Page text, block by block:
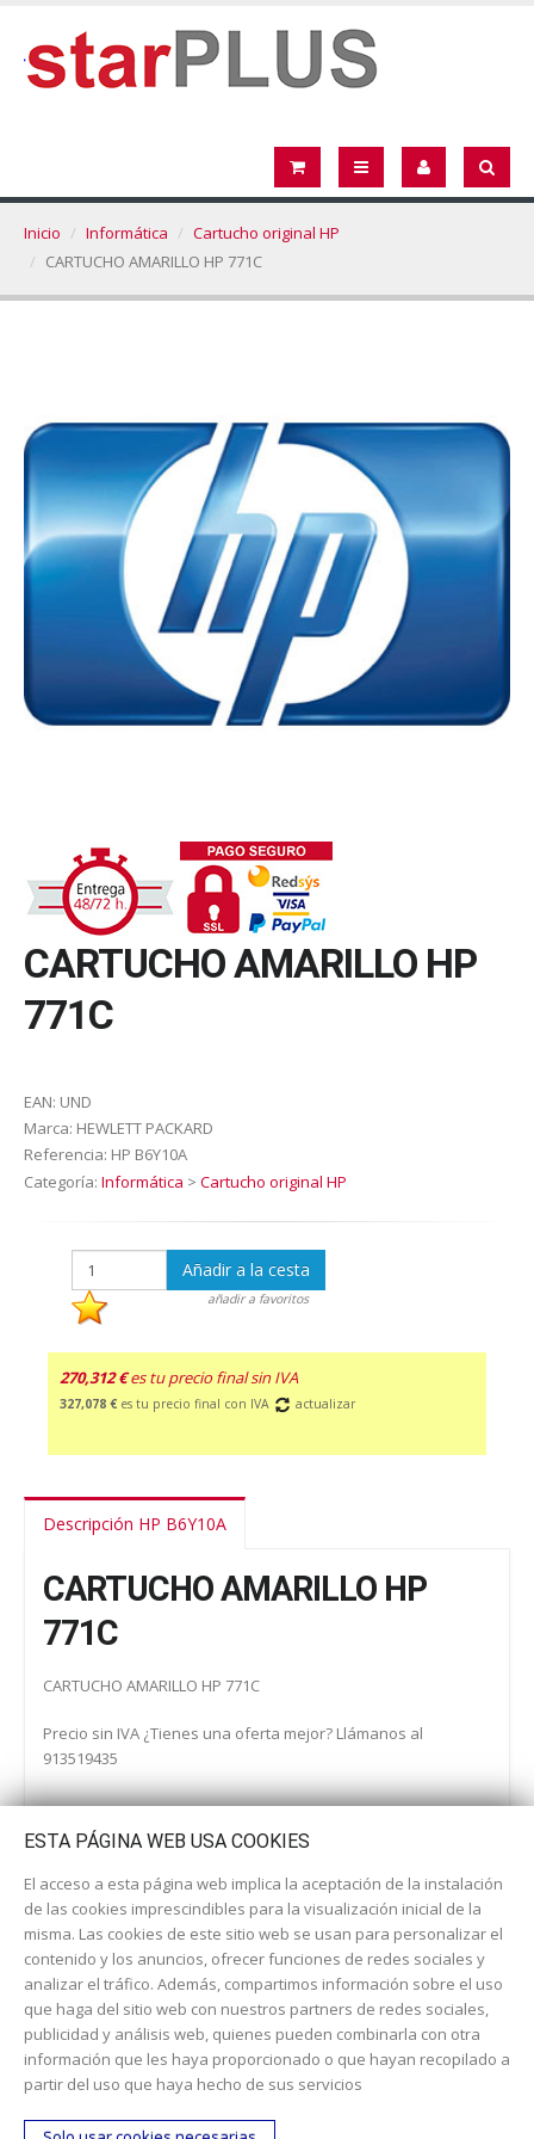
Inicio Informática
Cartucho original HP
CARTUCHO AMARILLO HP 771C
CARTUCHO AMARILLO HP
771C
EAN: UND
Marca: HEWLETT PACKARD
Referencia: HP B6Y10A
Categoría: Informática > Cartucho original HP
Añadir a la cesta
añadir a favoritos
270,312 € es tu precio final sin IVA
327,078 € es tu precio final con IVA actualizar
Descripción HP B6Y10A
CARTUCHO AMARILLO HP
771C
CARTUCHO AMARILLO HP 771C
Precio sin IVA ¿Tienes una oferta mejor? Llámanos al
913519435
Dirección:c/ Cercedilla nº 14, 28925 Alcorcón
Email:contacta aquí
ESTA PÁGINA WEB USA COOKIES
El acceso a esta página web implica la aceptación de la instalación
de las cookies imprescindibles para la visualización inicial de la
misma. Las cookies de este sitio web se usan para personalizar el
contenido y los anuncios, ofrecer funciones de redes sociales y
analizar el tráfico. Además, compartimos información sobre el uso
que haga del sitio web con nuestros partners de redes sociales,
publicidad y análisis web, quienes pueden combinarla con otra
información que les haya proporcionado o que hayan recopilado a
partir del uso que haya hecho de sus servicios